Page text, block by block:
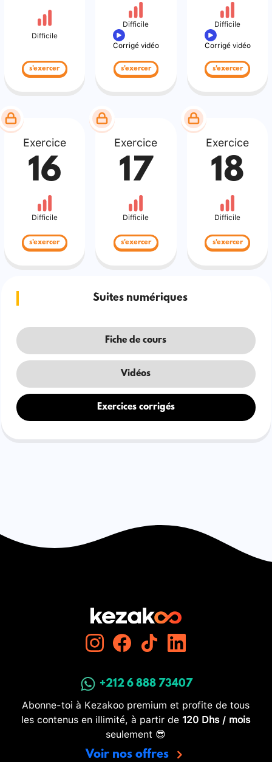
Difficile
s'exercer
Difficile
Corrigé vidéo
s'exercer
Difficile
Corrigé vidéo
s'exercer
Exercice
16
Difficile
s'exercer
Exercice
17
Difficile
s'exercer
Exercice
18
Difficile
s'exercer
Suites numériques
Fiche de cours
Vidéos
Exercices corrigés
+212 6 888 73407
Abonne-toi à Kezakoo premium et profite de tous
les contenus en illimité, à partir de 120 Dhs / mois
seulement 😎
Voir nos offres